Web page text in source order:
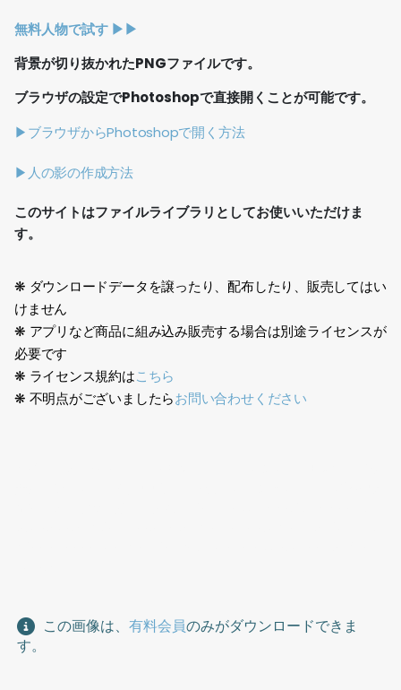
無料人物で試す ▶︎▶︎
背景が切り抜かれたPNGファイルです。
ブラウザの設定でPhotoshopで直接開くことが可能です。
▶ブラウザからPhotoshopで開く方法
▶人の影の作成方法
このサイトはファイルライブラリとしてお使いいただけま
す。
❋ ダウンロードデータを譲ったり、配布したり、販売してはい
けません
❋ アプリなど商品に組み込み販売する場合は別途ライセンスが
必要です
❋ ライセンス規約はこちら
❋ 不明点がございましたらお問い合わせください
この画像は、 有料会員のみがダウンロードできま
す。